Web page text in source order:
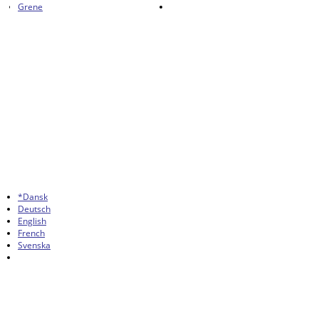
Grene
*Dansk
Deutsch
English
French
Svenska